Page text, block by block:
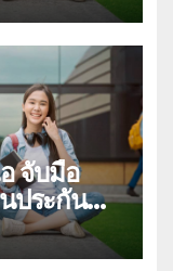
บัติเหตุ
ลือกได้ 3-
จับมือ
ประกัน
บความ
บัติเหตุ